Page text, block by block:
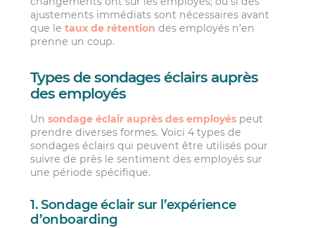
ajustements immédiats sont nécessaires avant
que letaux de rétention des employés n’en
prenne un coup.
Types de sondages éclairs auprès
des employés
Unsondage éclair auprès des employés peut
prendre diverses formes. Voici 4 types de
sondages éclairs qui peuvent être utilisés pour
suivre de près le sentiment des employés sur
une période spécifique.
1. Sondage éclair sur l’expérience
d’onboarding